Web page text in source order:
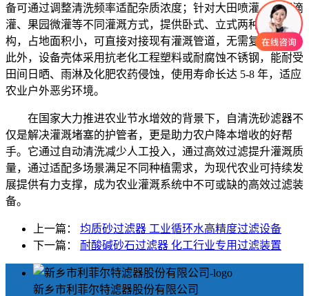
备可通过调整清洗频率适配杂质浓度；针对大田喷灌、大棚滴
灌、果园微灌等不同灌溉方式，提供卧式、立式两种安装结
构，占地面积小，可直接对接现有灌溉管道，无需复杂改造。
此外，设备壳体采用抗老化工程塑料或耐腐蚀不锈钢，能耐受
田间日晒、雨淋及化肥农药侵蚀，使用寿命长达 5-8 年，适应
农业户外恶劣环境。
在国家大力推进农业节水增效的背景下，自清洗砂滤器不
仅是解决灌溉堵塞的护管者，更是助力农户降本增收的好帮
手。它通过自动清洗减少人工投入，通过高效过滤提升灌溉质
量，通过适配多场景满足不同种植需求，为现代农业可持续发
展提供有力支撑，成为农业灌溉系统中不可或缺的高效过滤装
备。
上一篇： 均质砂过滤器 工业循环水高精度过滤设备
下一篇： 耐酸碱砂石过滤器 化工行业专用过滤装置
新乡市利菲尔特滤器股份有限公司